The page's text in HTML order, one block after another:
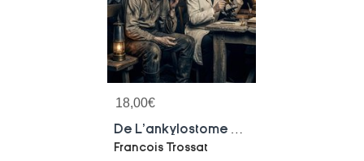
18,00€
Francois Trossat